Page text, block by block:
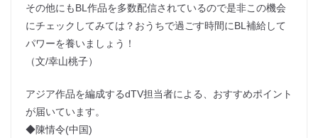
その他にもBL作品を多数配信されているので是非この機会
にチェックしてみては？おうちで過ごす時間にBL補給して
パワーを養いましょう！
（文/幸山桃子）
アジア作品を編成するdTV担当者による、おすすめポイント
が届いています。
◆陳情令(中国)